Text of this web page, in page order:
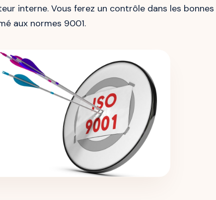
interne. Vous ferez un contrôle dans les bonnes
aux normes 9001.